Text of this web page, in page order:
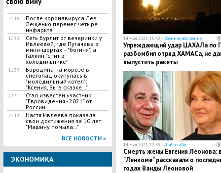
21:15
После коронавируса Лев
Лещенко перенес четыре
инфаркта
17:30
Сеть бурлит от вечеринки у
Ивлеевой, где Пугачева в
мини-шортах – "богиня", а
Галкин "спит в
холодильнике"
11:39
Бородина на морозе в
снегопад окунулась в
"молодильный котел":
"Ксения, Вы в сказке…"
22:51
Стал известен участник
"Евровидения - 2021" от
России
21:10
Настя Ивлеева показала
свои достижения за 10 лет:
"Машину помыла…"
ВСЕ НОВОСТИ »
ЭКОНОМИКА
14 мая 2021, 15:42 —Военное обозрение
Упреждающий удар ЦАХАЛа по
разбомбил отряд ХАМАСа, не
выпустить ракеты
14 мая 2021, 12:55 —Лайфстайл
Смерть жены Евгения Леонова:
"Ленкоме" рассказали о
годах Ванды Леоновой